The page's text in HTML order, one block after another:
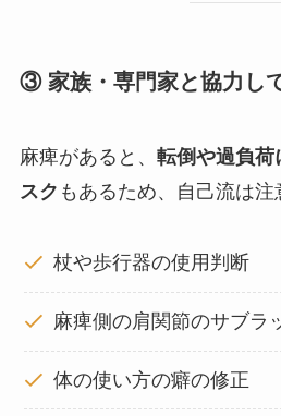
③ 家族・専門家と協力し
麻痺があると、 転倒や過負荷
スク もあるため、自己流は注
杖や歩行器の使用判断
麻痺側の肩関節のサブラ
体の使い方の癖の修正